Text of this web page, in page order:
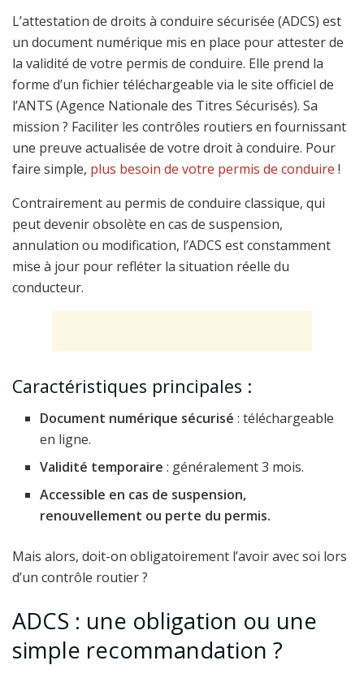
L’attestation de droits à conduire sécurisée (ADCS) est
un document numérique mis en place pour attester de
la validité de votre permis de conduire. Elle prend la
forme d’un fichier téléchargeable via le site officiel de
l’ANTS (Agence Nationale des Titres Sécurisés). Sa
mission ? Faciliter les contrôles routiers en fournissant
une preuve actualisée de votre droit à conduire. Pour
faire simple, plus besoin de votre permis de conduire !
Contrairement au permis de conduire classique, qui
peut devenir obsolète en cas de suspension,
annulation ou modification, l’ADCS est constamment
mise à jour pour refléter la situation réelle du
conducteur.
Caractéristiques principales :
Document numérique sécurisé : téléchargeable
en ligne.
Validité temporaire : généralement 3 mois.
Accessible en cas de suspension,
renouvellement ou perte du permis.
Mais alors, doit-on obligatoirement l’avoir avec soi lors
d’un contrôle routier ?
ADCS : une obligation ou une
simple recommandation ?